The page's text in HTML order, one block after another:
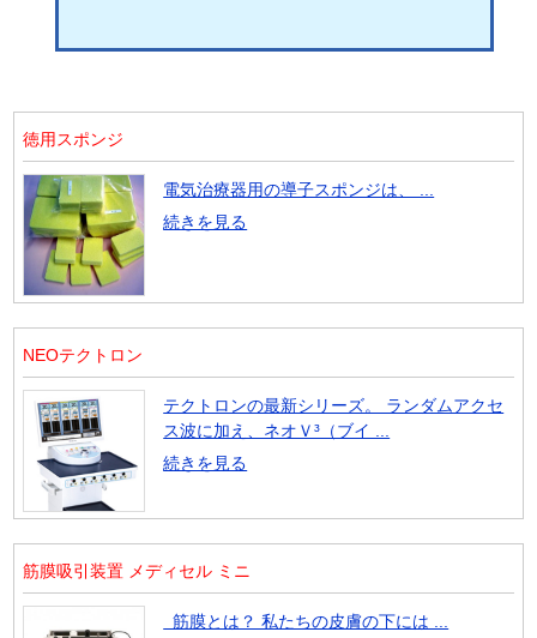
徳用スポンジ
電気治療器用の導子スポンジは、 ...
続きを見る
NEOテクトロン
テクトロンの最新シリーズ。 ランダムアクセ
ス波に加え、ネオＶ³（ブイ ...
続きを見る
筋膜吸引装置 メディセル ミニ
筋膜とは？ 私たちの皮膚の下には ...